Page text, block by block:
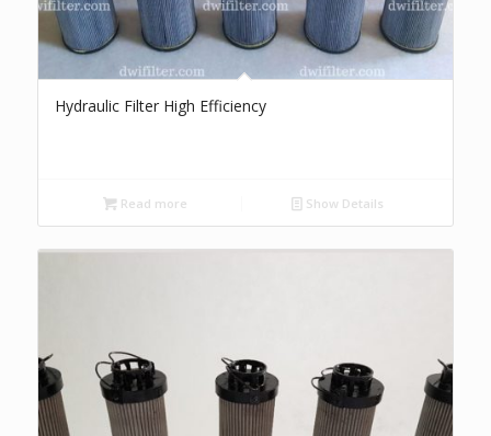
Hydraulic Filter High Efficiency
Read more Show Details